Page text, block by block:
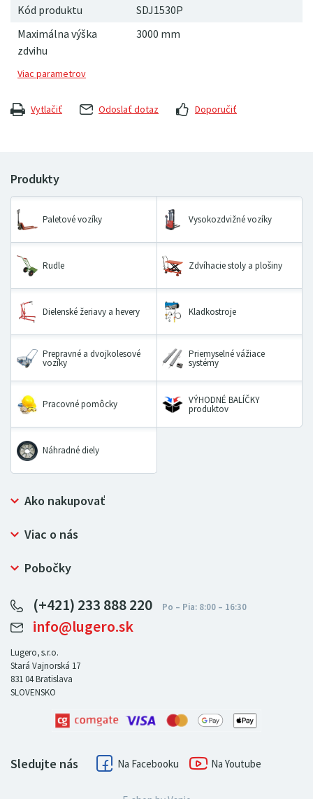
Kód produktu
SDJ1530P
Maximálna výška
zdvihu
3000 mm
Vytlačiť Odoslať dotaz Doporučiť
Paletové vozíky Vysokozdvižné vozíky
Rudle Zdvíhacie stoly a plošiny
Dielenské žeriavy a hevery Kladkostroje
Prepravné a dvojkolesové
vozíky
Priemyselné vážiace
systémy
Pracovné pomôcky VÝHODNÉ BALÍČKY
produktov
Náhradné diely
Ako nakupovať
Prečo nakupovať u LUGERO
Ochrana osobných údajov
Viac o nás
Bezpečný nákup
Certifikát NATUR-PACK
Pre predajcov
Pobočky
LUGERO Nemecko
LUGERO Česká republika
LUGERO Maďarsko
LUGERO Rakousko
(+421) 233 888 220
info@lugero.sk
Lugero, s.r.o.
Stará Vajnorská 17
831 04Bratislava
SLOVENSKO
Sledujte nás Facebook Youtube